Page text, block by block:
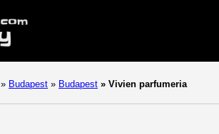
» Budapest » Budapest » Vivien parfumeria